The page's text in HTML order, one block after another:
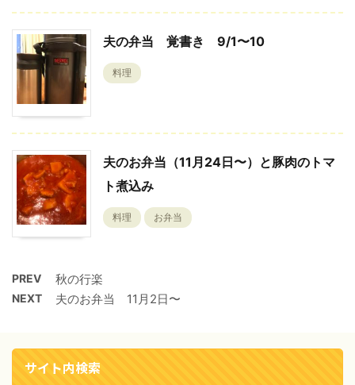
夫の弁当 覚書き 9/1〜10
料理
夫のお弁当（11月24日〜）と豚肉のトマ
ト煮込み
料理 お弁当
PREV 秋の行楽
NEXT 夫のお弁当 11月2日〜
サイト内検索